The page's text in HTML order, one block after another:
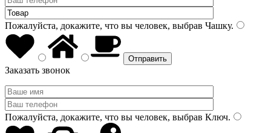
Пожалуйста, докажите, что вы человек, выбрав Чашку.
Заказать звонок
Пожалуйста, докажите, что вы человек, выбрав Ключ.